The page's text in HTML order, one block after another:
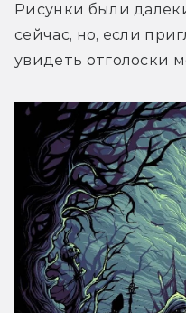
Рисунки были
сейчас, но, если
увидеть отголоски